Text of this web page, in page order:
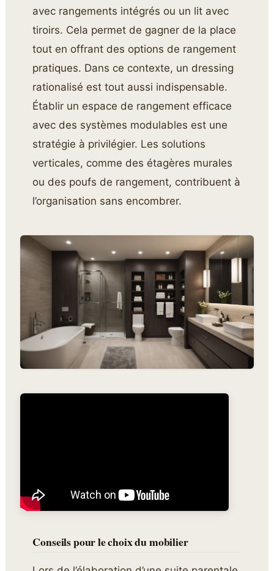
avec rangements intégrés ou un lit avec
tiroirs. Cela permet de gagner de la place
tout en offrant des options de rangement
pratiques. Dans ce contexte, un dressing
rationalisé est tout aussi indispensable.
Établir un espace de rangement efficace
avec des systèmes modulables est une
stratégie à privilégier. Les solutions
verticales, comme des étagères murales
ou des poufs de rangement, contribuent à
l’organisation sans encombrer.
Conseils pour le choix du mobilier